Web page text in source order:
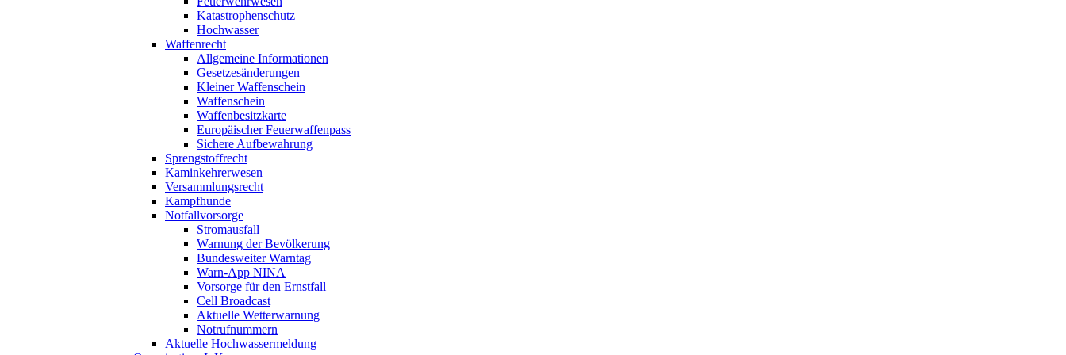
Katastrophenschutz
Hochwasser
Waffenrecht
Allgemeine Informationen
Gesetzesänderungen
Kleiner Waffenschein
Waffenschein
Waffenbesitzkarte
Europäischer Feuerwaffenpass
Sichere Aufbewahrung
Sprengstoffrecht
Kaminkehrerwesen
Versammlungsrecht
Kampfhunde
Notfallvorsorge
Stromausfall
Warnung der Bevölkerung
Bundesweiter Warntag
Warn-App NINA
Vorsorge für den Ernstfall
Cell Broadcast
Aktuelle Wetterwarnung
Notrufnummern
Aktuelle Hochwassermeldung